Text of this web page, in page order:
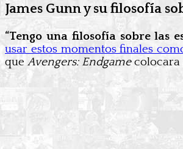
James Gunn y su filosofía
“Tengo una filosofía sobre las
usar estos momentos finales
queAvengers: Endgamecolocara